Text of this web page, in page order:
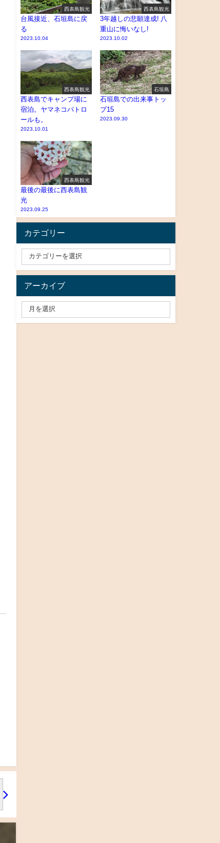
西表島観光
台風接近、石垣島に戻
る
2023.10.04
西表島観光
3年越しの悲願達成! 八
重山に悔いなし!
2023.10.02
西表島観光
西表島でキャンプ場に
宿泊。ヤマネコパトロ
ールも。
2023.10.01
石垣島
石垣島での出来事トッ
プ15
2023.09.30
西表島観光
最後の最後に西表島観
光
2023.09.25
カテゴリー
アーカイブ